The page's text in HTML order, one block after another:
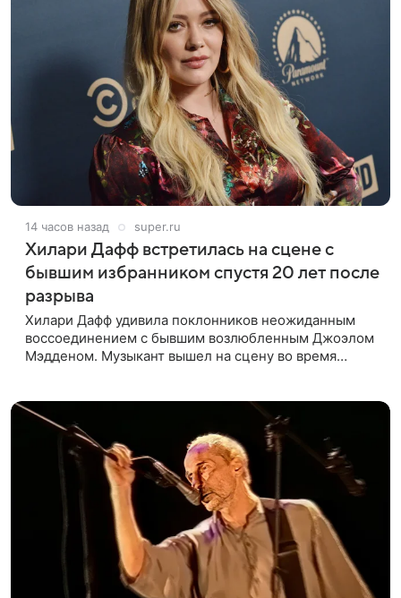
14 часов назад super.ru
Хилари Дафф встретилась на сцене с
бывшим избранником спустя 20 лет после
разрыва
Хилари Дафф удивила поклонников неожиданным
воссоединением с бывшим возлюбленным Джоэлом
Мэдденом. Музыкант вышел на сцену во время